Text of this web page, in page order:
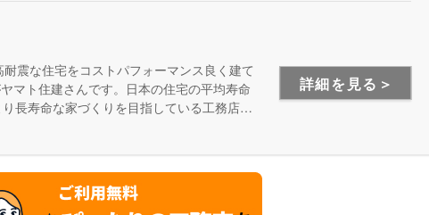
震な住宅をコストパフォーマンス良く建て
マト住建さんです。日本の住宅の平均寿命
長寿命な家づくりを目指している工務店さ
詳細を見る＞